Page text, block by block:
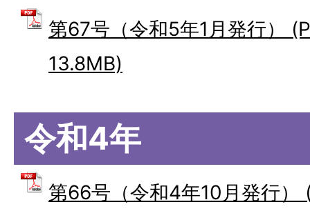
第67号（令和5年1月発行）
13.8MB)
令和4年
第66号（令和4年10月発行）